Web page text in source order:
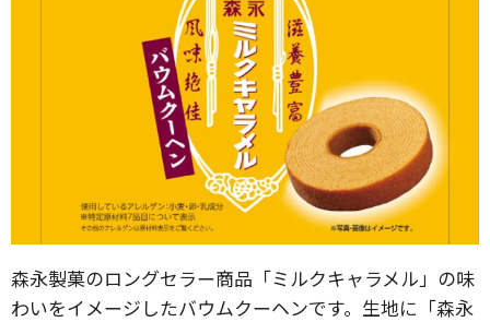
森永製菓のロングセラー商品「ミルクキャラメル」の味
わいをイメージしたバウムクーヘンです。生地に「森永